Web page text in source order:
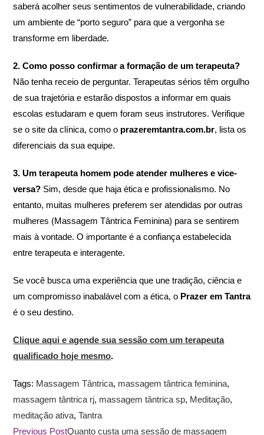
saberá acolher seus sentimentos de vulnerabilidade, criando
um ambiente de “porto seguro” para que a vergonha se
transforme em liberdade.
2. Como posso confirmar a formação de um terapeuta?
Não tenha receio de perguntar. Terapeutas sérios têm orgulho
de sua trajetória e estarão dispostos a informar em quais
escolas estudaram e quem foram seus instrutores. Verifique
se o site da clínica, como o prazeremtantra.com.br, lista os
diferenciais da sua equipe.
3. Um terapeuta homem pode atender mulheres e vice-
versa? Sim, desde que haja ética e profissionalismo. No
entanto, muitas mulheres preferem ser atendidas por outras
mulheres (Massagem Tântrica Feminina) para se sentirem
mais à vontade. O importante é a confiança estabelecida
entre terapeuta e interagente.
Se você busca uma experiência que une tradição, ciência e
um compromisso inabalável com a ética, o Prazer em Tantra
é o seu destino.
Clique aqui e agende sua sessão com um terapeuta
qualificado hoje mesmo.
Tags: Massagem Tântrica, massagem tântrica feminina,
massagem tântrica rj, massagem tântrica sp, Meditação,
meditação ativa, Tantra
Previous PostQuanto custa uma sessão de massagem